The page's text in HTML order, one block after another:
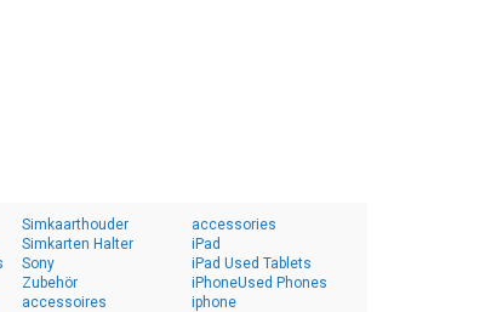
Simkaarthouder
Simkarten Halter
Sony
Zubehör
accessoires
accessories
iPad
iPad Used Tablets
iPhoneUsed Phones
iphone